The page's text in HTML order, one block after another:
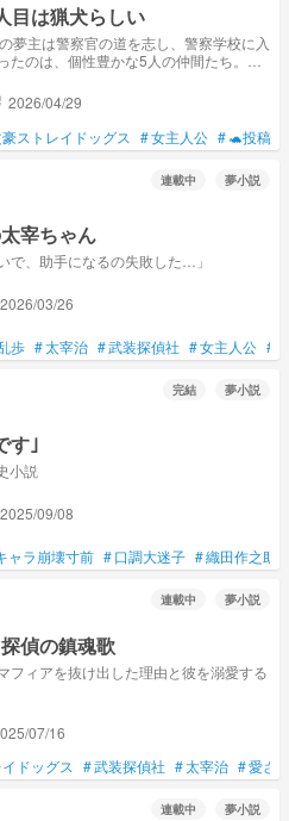
目は猟犬らしい
夢主は警察官の道を志し、警察学校に入
たのは、個性豊かな5人の仲間たち。彼
二癖もある面々だが、夢主と共に様々な
異能力で解決していく。警察学校卒業
桜知から、軍警最強の特殊制圧作戦群・
の誘いを受け、夢主は新たな戦いの舞台
仲間たちとの絆、そして、想像を絶する
2026/04/29
ストレイドッグス #女主人公 #🐢投稿
連載中 夢小説
宰ちゃん
で、助手になるの失敗した…」
2026/03/26
歩 #太宰治 #武装探偵社 #女主人公 #
完結 夢小説
す｣
小説
2025/09/08
ャラ崩壊寸前 #口調大迷子 #織田作之助
連載中 夢小説
偵の鎮魂歌
フィアを抜け出した理由と彼を溺愛する
07/16
ドッグス #武装探偵社 #太宰治 #愛さ
連載中 夢小説